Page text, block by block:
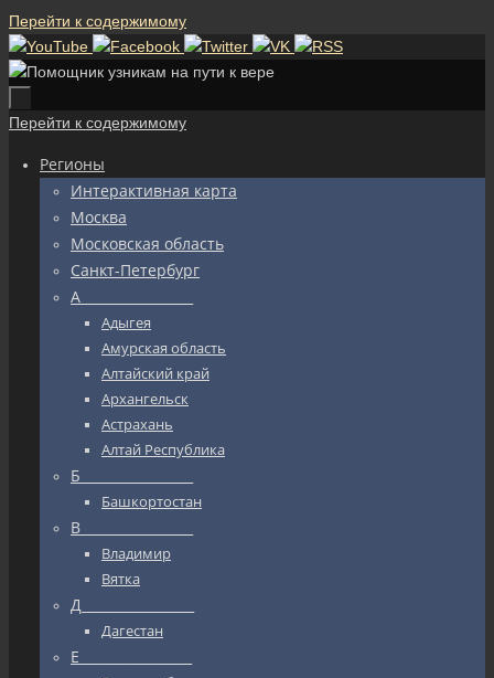
Перейти к содержимому
Перейти к содержимому
Регионы
Интерактивная карта
Москва
Московская область
Санкт-Петербург
А_________________
Адыгея
Амурская область
Алтайский край
Архангельск
Астрахань
Алтай Республика
Б_________________
Башкортостан
В_________________
Владимир
Вятка
Д_________________
Дагестан
Е_________________